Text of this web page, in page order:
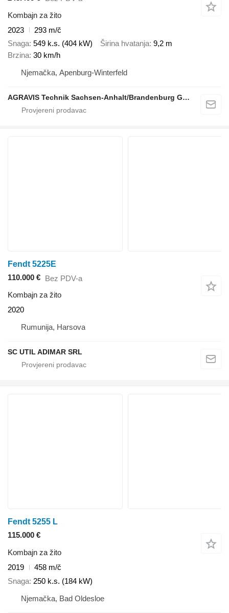
Kombajn za žito
2023
293 m/č
Snaga 549 k.s. (404 kW) Širina hvatanja 9,2 m
Brzina 30 km/h
Njemačka, Apenburg-Winterfeld
AGRAVIS Technik Sachsen-Anhalt/Brandenburg GmbH
Fendt 5225E
110.000 € Bez PDV-a
Kombajn za žito
2020
Rumunija, Harsova
SC UTIL ADIMAR SRL
Fendt 5255 L
115.000 €
Kombajn za žito
2019
458 m/č
Snaga 250 k.s. (184 kW)
Njemačka, Bad Oldesloe